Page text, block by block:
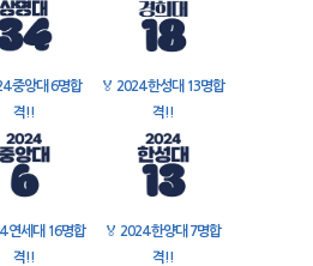
중앙대 6명합
격!!
🏅 2024 한성대 13명합
격!!
연세대 16명합
격!!
🏅 2024 한양대 7명합
격!!